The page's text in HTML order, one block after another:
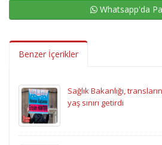
Whatsapp'da
Benzer İçerikler
Sağlık Bakanlığı,
yaş sınırı getirdi